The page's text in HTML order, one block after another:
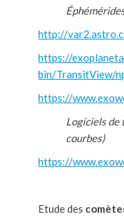
http://
https://
bin/TransitView/
https://
Logiciels de
courbes)
https://
Etude des